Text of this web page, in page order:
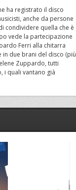
ha registrato il disco
anche da persone
condividere quella che è
vede la partecipazione
Ferri alla chitarra
in due brani del disco (più
Zuppardo, tutti
i quali vantano già